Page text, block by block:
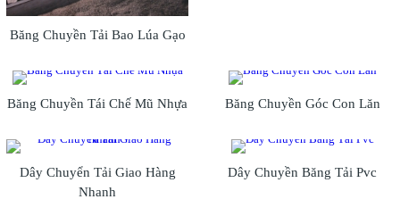
Băng Chuyền Tải Bao Lúa Gạo
Băng Chuyền Tái Chế Mũ Nhựa Băng Chuyền Góc Con Lăn
Dây Chuyển Tải Giao Hàng
Nhanh
Dây Chuyền Băng Tải Pvc